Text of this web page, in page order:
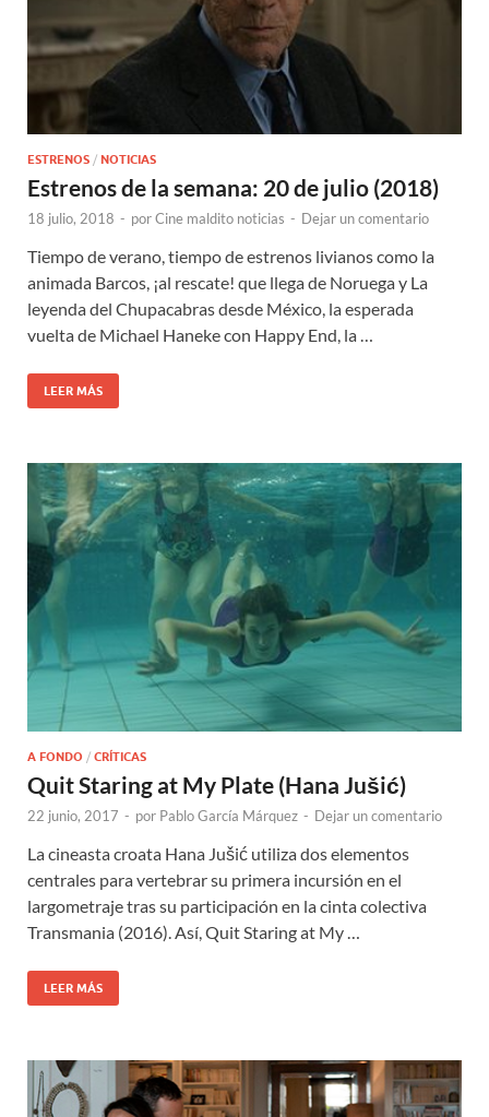
ESTRENOS / NOTICIAS
Estrenos de la semana: 20 de julio (2018)
18 julio, 2018 - porCine maldito noticias - Dejar un comentario
Tiempo de verano, tiempo de estrenos livianos como la
animada Barcos, ¡al rescate! que llega de Noruega y La
leyenda del Chupacabras desde México, la esperada
vuelta de Michael Haneke con Happy End, la …
LEER MÁS
A FONDO / CRÍTICAS
Quit Staring at My Plate (Hana Jušić)
22 junio, 2017 - por Pablo García Márquez - Dejar un comentario
La cineasta croata Hana Jušić utiliza dos elementos
centrales para vertebrar su primera incursión en el
largometraje tras su participación en la cinta colectiva
Transmania (2016). Así, Quit Staring at My …
LEER MÁS